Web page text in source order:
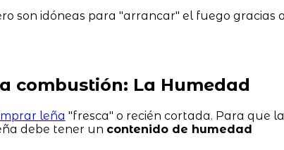
son idóneas para "arrancar" el fuego gracias a
combustión: La Humedad
leña "fresca" o recién cortada. Para que la
debe tener un contenido de humedad